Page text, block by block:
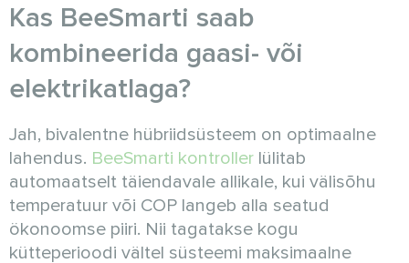
Kas BeeSmarti saab
kombineerida gaasi- või
elektrikatlaga?
Jah, bivalentne hübriidsüsteem on optimaalne
lahendus. BeeSmarti kontroller lülitab
automaatselt täiendavale allikale, kui välisõhu
temperatuur või COP langeb alla seatud
ökonoomse piiri. Nii tagatakse kogu
kütteperioodi vältel süsteemi maksimaalne